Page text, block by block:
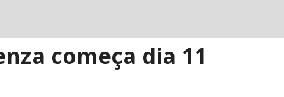
começa dia 11